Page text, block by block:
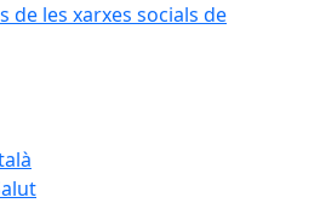
de les xarxes socials de